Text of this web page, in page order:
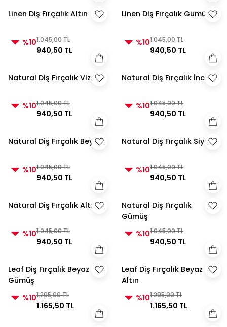
Linen Diş Fırçalık Altın
%101.045,00 TL
940,50 TL
Linen Diş Fırçalık Gümüş
%101.045,00 TL
940,50 TL
Natural Diş Fırçalık Vizon
%101.045,00 TL
940,50 TL
Natural Diş Fırçalık İnci
%101.045,00 TL
940,50 TL
Natural Diş Fırçalık Beyaz
%101.045,00 TL
940,50 TL
Natural Diş Fırçalık Siyah
%101.045,00 TL
940,50 TL
Natural Diş Fırçalık Altın
%101.045,00 TL
940,50 TL
Natural Diş Fırçalık
Gümüş
%101.045,00 TL
940,50 TL
Leaf Diş Fırçalık Beyaz
Gümüş
%101.295,00 TL
1.165,50 TL
Leaf Diş Fırçalık Beyaz
Altın
%101.295,00 TL
1.165,50 TL